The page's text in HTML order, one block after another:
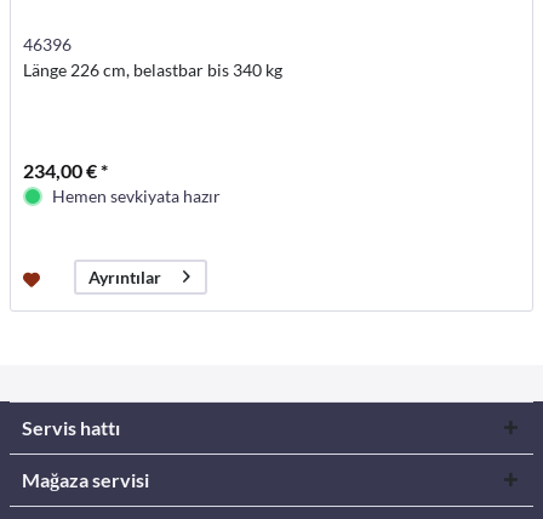
46396
Länge 226 cm, belastbar bis 340 kg
234,00 € *
Hemen sevkiyata hazır
Ayrıntılar
Servis hattı
Mağaza servisi